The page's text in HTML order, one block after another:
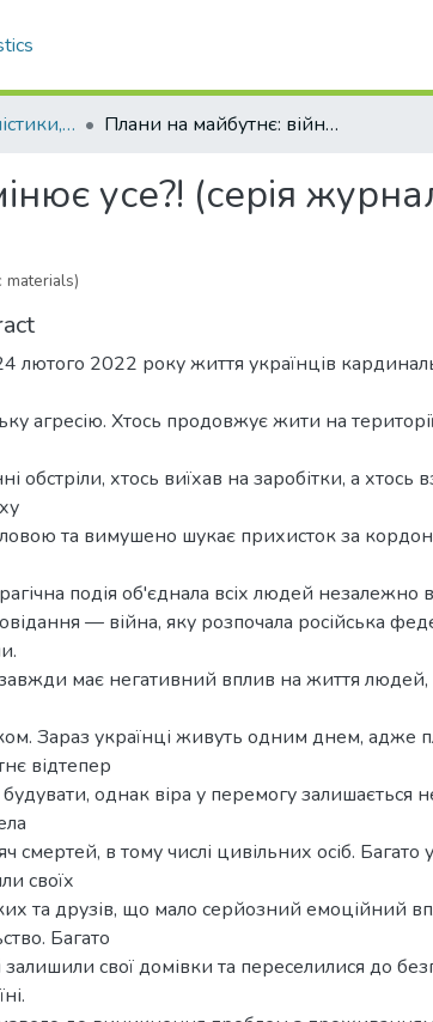
Факультет журналістики, реклами та видавничої справи Плани на майбутнє: війна змінює усе?! (серія журналістських матеріалів)
усе?! (серія
лютого 2022 року життя українців
агресію. Хтось продовжує жити на
обстріли, хтось виїхав на заробітки, а хтось
та вимушено шукає прихисток за
подія об'єднала всіх людей незалежно
— війна, яку розпочала російська
має негативний вплив на життя людей,
Зараз українці живуть одним днем, адже
відтепер
однак віра у перемогу залишається
смертей, в тому числі цивільних осіб. Багато
своїх
та друзів, що мало серйозний емоційний
Багато
свої домівки та переселилися до